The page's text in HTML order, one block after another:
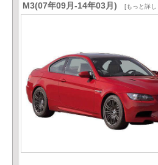
M3(07年09月-14年03月) [もっと詳し